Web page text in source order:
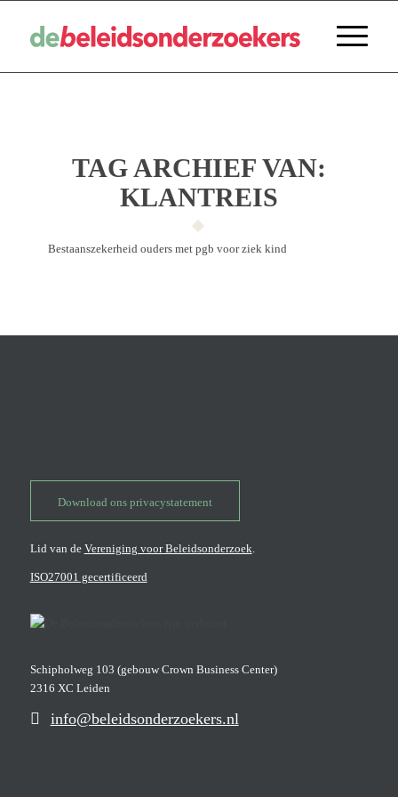
TAG ARCHIEF VAN:
KLANTREIS
Bestaans­zeker­heid ouders met pgb voor ziek kind
Download ons privacystatement
Lid van de Vereniging voor Beleidsonderzoek.
ISO27001 gecertificeerd
Schipholweg 103 (gebouw Crown Business Center)
2316 XC Leiden
info@beleidsonderzoekers.nl